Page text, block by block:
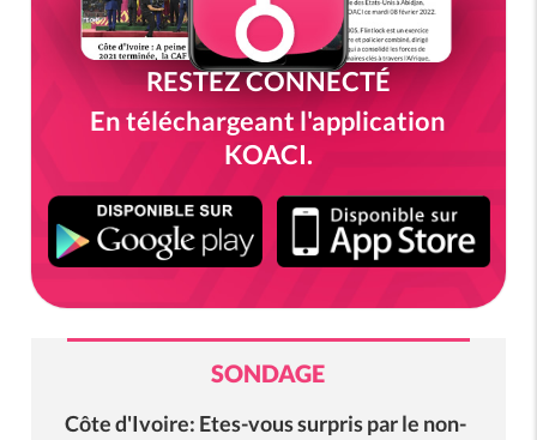
RESTEZ CONNECTÉ
En téléchargeant l'application
KOACI.
SONDAGE
Côte d'Ivoire: Etes-vous surpris par le non-